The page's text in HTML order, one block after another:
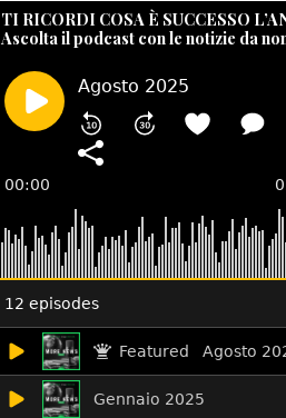
TI RICORDI COSA È SUCCESSO
Ascolta il podcast con le notizie da